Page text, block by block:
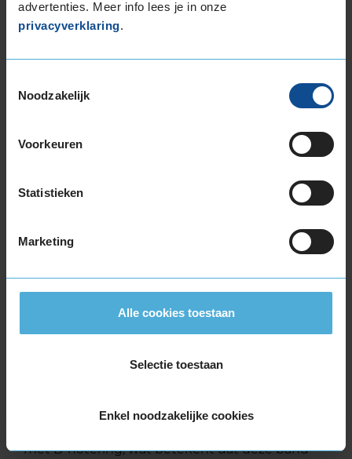
advertenties. Meer info lees je in onze
privacyverklaring.
Noodzakelijk
Voorkeuren
Statistieken
Marketing
Alle cookies toestaan
Selectie toestaan
Enkel noodzakelijke cookies
brandstofefficiëntie-label D, wat overeen komt
In de categorie grip op nat wegdek is deze band
deze band goede grip heeft bij natte
met B-notering, wat betekent dat deze band